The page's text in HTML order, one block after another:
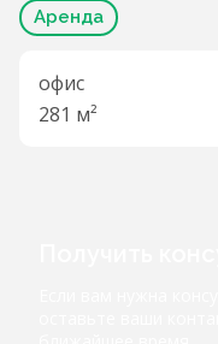
Аренда
офис
281 м²